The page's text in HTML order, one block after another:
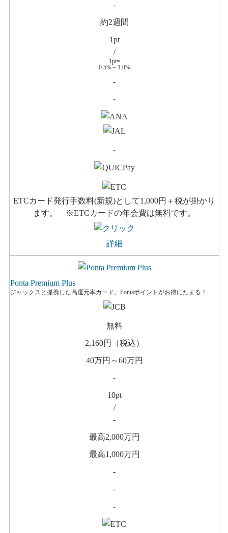
-
約2週間
1pt
/
1pt=
0.5%～1.0%
-
-
-
ETCカード発行手数料(新規)として1,000円＋税が掛かり
ます。 ※ETCカードの年会費は無料です。
詳細
Ponta Premium Plus
ジャックスと提携した高還元率カード。Pontaポイントがお得にたまる！
無料
2,160円（税込）
40万円～60万円
-
10pt
/
-
最高2,000万円
最高1,000万円
-
-
-